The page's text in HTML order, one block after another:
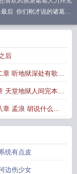
后 你们刚才说的诸葛大
什么受欢迎
诸葛大力结局
诸葛大力的结局 我们刚
对的照片 武侯派诸葛大
力拜见老天师诸葛大力和
后
章 听地狱深处有歌声
天堂地狱人间完本倒
章 孟浪 胡说什么天
我家老婆最是贤良淑
统有点皮
边伤少女